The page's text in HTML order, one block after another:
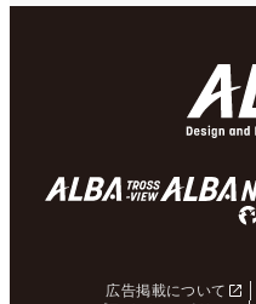
広告掲載について